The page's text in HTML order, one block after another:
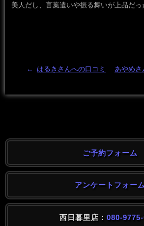
美人だし、言葉遣いや振る舞いが上品だっ
← はるきさんへの口コミ あやめさ
ご予約フォーム
アンケートフォーム
西日暮里店： 080-